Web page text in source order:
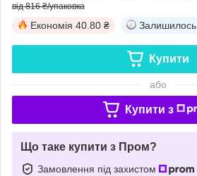
від 816 ₴/упаковка
Економія 40.80 ₴ Залишилось
Купити
або
Купити з
Що таке купити з Пром?
Замовлення під захистом